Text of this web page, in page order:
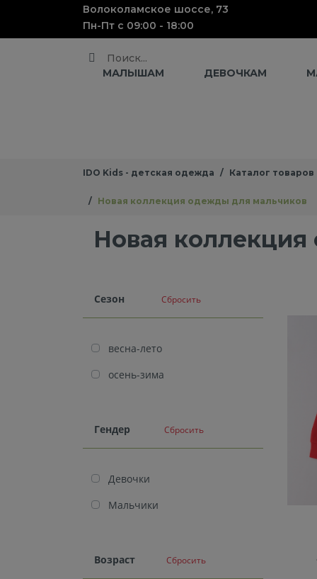
Волоколамское шоссе, 73
Пн-Пт с 09:00 - 18:00
Поиск
МАЛЫШАМ
ДЕВОЧКАМ
IDO Kids - детская одежда Каталог товаров
Новая коллекция одежды для мальчиков
Новая
Cезон Сбросить
весна-лето
осень-зима
Гендер Сбросить
Девочки
Мальчики
Возраст Сбросить